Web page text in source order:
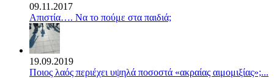
09.11.2017
Απιστία…. Να το πούμε στα παιδιά;
19.09.2019
Ποιος λαός περιέχει υψηλά ποσοστά «ακραίας αιμομιξίας»;...